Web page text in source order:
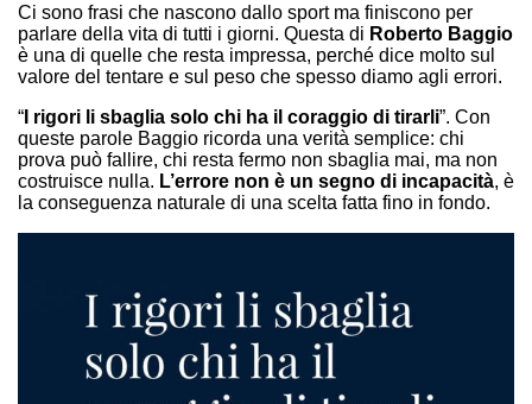
Ci sono frasi che nascono dallo sport ma finiscono per
parlare della vita di tutti i giorni. Questa di Roberto Baggio
è una di quelle che resta impressa, perché dice molto sul
valore del tentare e sul peso che spesso diamo agli errori.
“ I rigori li sbaglia solo chi ha il coraggio di tirarli”. Con
queste parole Baggio ricorda una verità semplice: chi
prova può fallire, chi resta fermo non sbaglia mai, ma non
costruisce nulla. L’errore non è un segno di incapacità, è
la conseguenza naturale di una scelta fatta fino in fondo.